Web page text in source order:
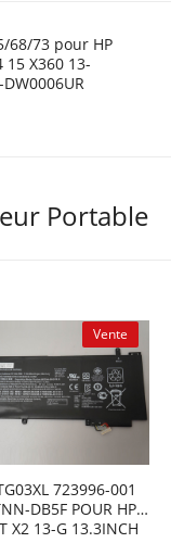
68/73 pour HP
15 X360 13-
Portable
Vente
723996-001
DB5F POUR HP
X2 13-G 13.3INCH